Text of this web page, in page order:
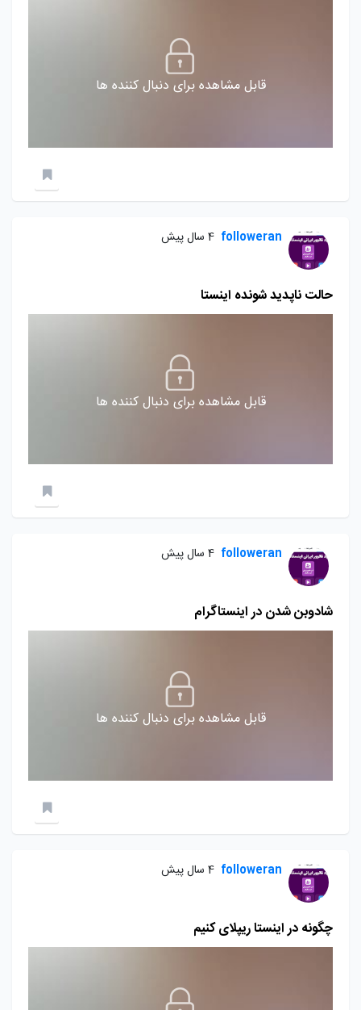
قابل مشاهده برای دنبال کننده ها
followeran 4 سال پیش
حالت ناپدید شونده اینستا
قابل مشاهده برای دنبال کننده ها
followeran 4 سال پیش
شادوبن شدن در اینستاگرام
قابل مشاهده برای دنبال کننده ها
followeran 4 سال پیش
چگونه در اینستا ریپلای کنیم